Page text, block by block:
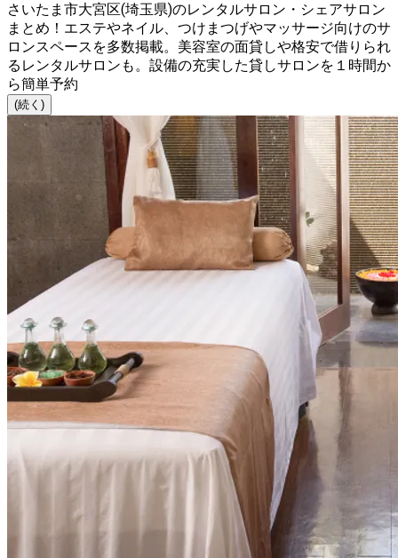
さいたま市大宮区(埼玉県)のレンタルサロン・シェアサロン
まとめ！エステやネイル、つけまつげやマッサージ向けのサ
ロンスペースを多数掲載。美容室の面貸しや格安で借りられ
るレンタルサロンも。設備の充実した貸しサロンを１時間か
ら簡単予約
(続く)